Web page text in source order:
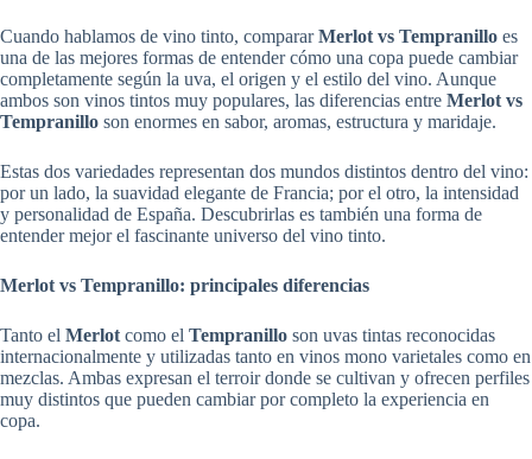
Cuando hablamos de vino tinto, compararMerlot vs Tempranillo es
una de las mejores formas de entender cómo una copa puede cambiar
completamente según la uva, el origen y el estilo del vino. Aunque
ambos son vinos tintos muy populares, las diferencias entre Merlot vs
Tempranillo son enormes en sabor, aromas, estructura y maridaje.
Estas dos variedades representan dos mundos distintos dentro del vino:
por un lado, la suavidad elegante de Francia; por el otro, la intensidad
y personalidad de España. Descubrirlas es también una forma de
entender mejor el fascinante universo del vino tinto.
Merlot vs Tempranillo: principales diferencias
Tanto el Merlot como el Tempranillo son uvas tintas reconocidas
internacionalmente y utilizadas tanto en vinos mono varietales como en
mezclas. Ambas expresan el terroir donde se cultivan y ofrecen perfiles
muy distintos que pueden cambiar por completo la experiencia en
copa.